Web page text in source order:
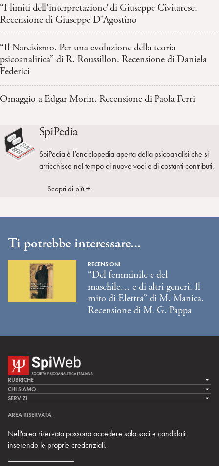
“I limiti dell’interpretazione”di Giuseppe Civitarese.
Recensione di Giuseppe D’Agostino
“Il Narcisismo. Per una evoluzione della teoria
psicoanalitica” di R. Roussillon. Recensione di Daniela
Federici
Omaggio a Edgar Morin. Recensione di Paola Ferri
SpiPedia
SpiPedia è l’enciclopedia aperta della psicoanalisi che si
arricchisce nel tempo di nuove voci e di costanti contributi.
Scopri di più
Ti potrebbe interessare...
RECENSIONI
“Del femminile e del
maschile… e di altri generi. Il
mito di Elettra” di M. Manica.
Recensione di M. G. Pappa
RUBRICHE
LA CURA
LA RICERCA
MULTIMEDIA
CHI SIAMO
LA SPI
TEAM DI SPIWEB
CONTATTI
RIVISTE
SERVIZI
ARCHIVIO STORICO
AREA RISERVATA
Nell'area riservata possono accedere solo soci e candidati
inserendo le proprie credenziali.